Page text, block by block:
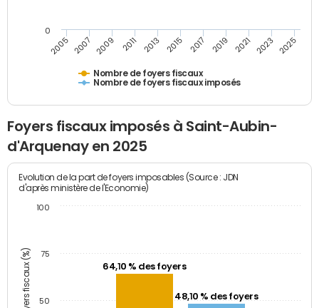
Nombre de foyers fiscaux
Nombre de foyers fiscaux imposés
2005 2007 2009 2011 2013 2015 2017 2019 2021 2023 2025
0
Foyers fiscaux imposés à Saint-Aubin-
d'Arquenay en 2025
Evolution de la part de foyers imposables (Source : JDN
d'après ministère de l'Economie)
64,10 % des foyers
48,10 % des foyers
50
75
100